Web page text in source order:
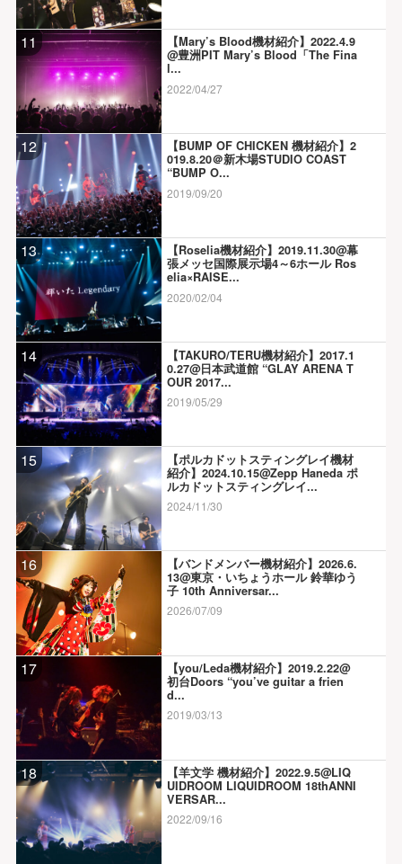
11
【Mary’s Blood機材紹介】2022.4.9
@豊洲PIT Mary’s Blood「The Fina
l...
2022/04/27
12
【BUMP OF CHICKEN 機材紹介】2
019.8.20＠新木場STUDIO COAST
“BUMP O...
2019/09/20
13
【Roselia機材紹介】2019.11.30@幕
張メッセ国際展示場4～6ホール Ros
elia×RAISE...
2020/02/04
14
【TAKURO/TERU機材紹介】2017.1
0.27@日本武道館 “GLAY ARENA T
OUR 2017...
2019/05/29
15
【ポルカドットスティングレイ機材
紹介】2024.10.15@Zepp Haneda ポ
ルカドットスティングレイ...
2024/11/30
16
【バンドメンバー機材紹介】2026.6.
13@東京・いちょうホール 鈴華ゆう
子 10th Anniversar...
2026/07/09
17
【you/Leda機材紹介】2019.2.22@
初台Doors “you’ve guitar a frien
d...
2019/03/13
18
【羊文学 機材紹介】2022.9.5@LIQ
UIDROOM LIQUIDROOM 18thANNI
VERSAR...
2022/09/16